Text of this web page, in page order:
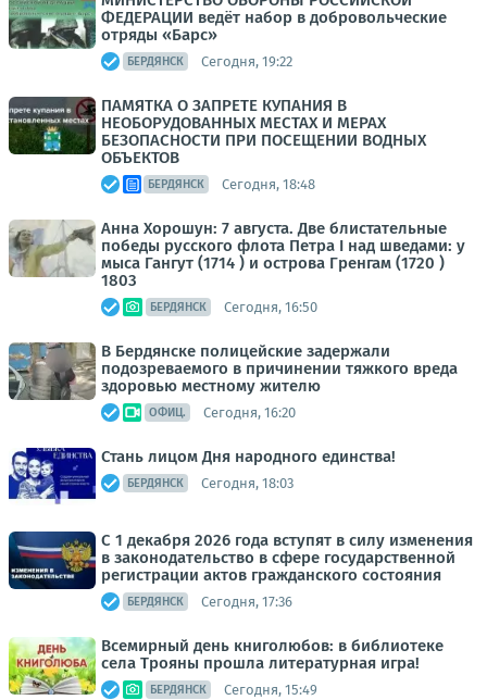
ФЕДЕРАЦИИ ведёт набор в добровольческие
отряды «Барс»
БЕРДЯНСК Сегодня, 19:22
ПАМЯТКА О ЗАПРЕТЕ КУПАНИЯ В
НЕОБОРУДОВАННЫХ МЕСТАХ И МЕРАХ
БЕЗОПАСНОСТИ ПРИ ПОСЕЩЕНИИ ВОДНЫХ
ОБЪЕКТОВ
БЕРДЯНСК Сегодня, 18:48
Анна Хорошун: 7 августа. Две блистательные
победы русского флота Петра I над шведами: у
мыса Гангут (1714 ) и острова Гренгам (1720 )
1803
БЕРДЯНСК Сегодня, 16:50
В Бердянске полицейские задержали
подозреваемого в причинении тяжкого вреда
здоровью местному жителю
ОФИЦ. Сегодня, 16:20
Стань лицом Дня народного единства!
БЕРДЯНСК Сегодня, 18:03
С 1 декабря 2026 года вступят в силу изменения
в законодательство в сфере государственной
регистрации актов гражданского состояния
БЕРДЯНСК Сегодня, 17:36
Всемирный день книголюбов: в библиотеке
села Трояны прошла литературная игра!
БЕРДЯНСК Сегодня, 15:49